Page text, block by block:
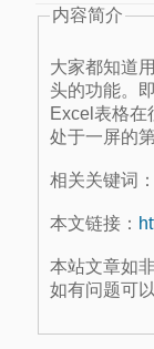
内容简介
大家都知道
头的功能。
Excel表格在
处于一屏的
相关关键词：
本文链接：
本站文章如
如有问题可